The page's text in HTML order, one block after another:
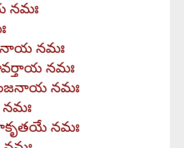
నమః
నమః
నమః
నమః
నమః
నమః